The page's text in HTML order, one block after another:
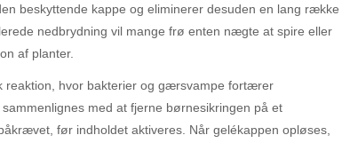
beskyttende kappe og eliminerer desuden en lang række
nedbrydning vil mange frø enten nægte at spire eller
af planter.
reaktion, hvor bakterier og gærsvampe fortærer
med at fjerne børnesikringen på et
før indholdet aktiveres. Når gelékappen opløses,